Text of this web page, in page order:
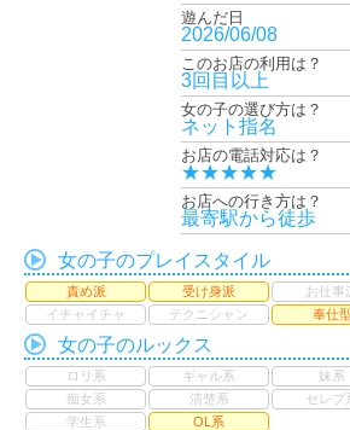
遊んだ日
2026/06/08
このお店の利用は？
3回目以上
女の子の選び方は？
ネット指名
お店の電話対応は？
★★★★★
お店への行き方は？
最寄駅から徒歩
女の子のプレイスタイル
責め派 受け身派 お仕事
イチャイチャ
テクニシャン 奉仕型
女の子のルックス
ロリ系 ギャル系 妹系
痴女系
清楚系 セレブ
学生系
OL系